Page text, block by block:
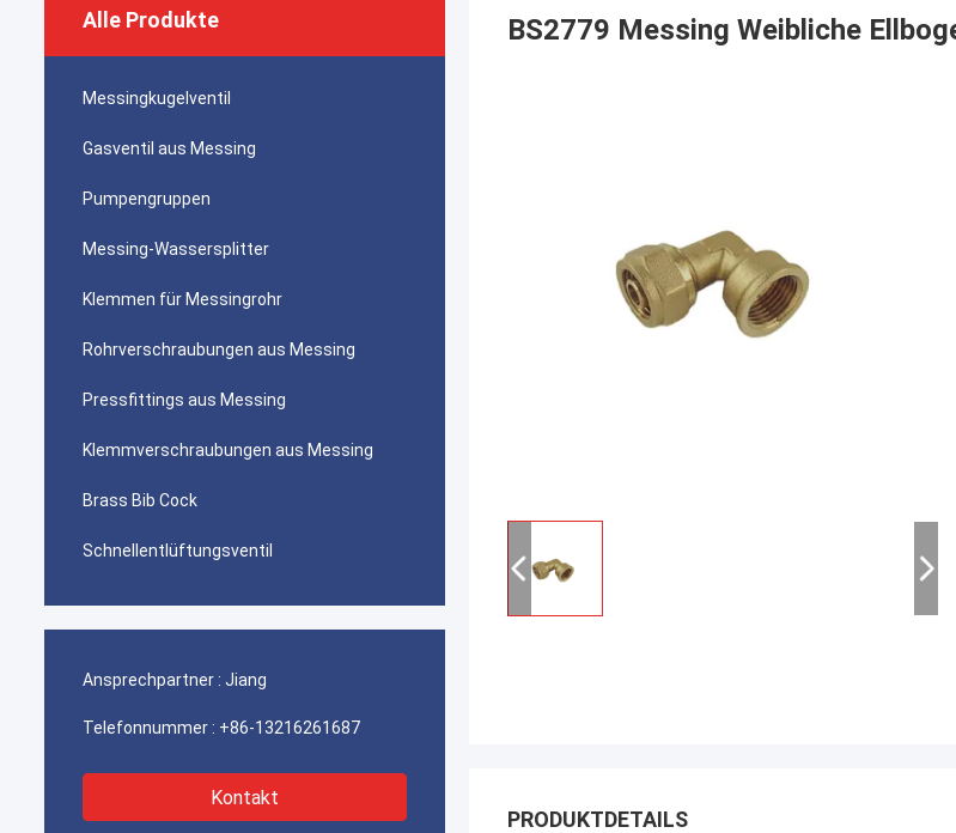
Alle Produkte
Messingkugelventil
Gasventil aus Messing
Pumpengruppen
Messing-Wassersplitter
Klemmen für Messingrohr
Rohrverschraubungen aus Messing
Pressfittings aus Messing
Klemmverschraubungen aus Messing
Brass Bib Cock
Schnellentlüftungsventil
Ansprechpartner : Jiang
Telefonnummer : +86-13216261687
Kontakt
BS2779 Messing Weibliche
PRODUKTDETAILS